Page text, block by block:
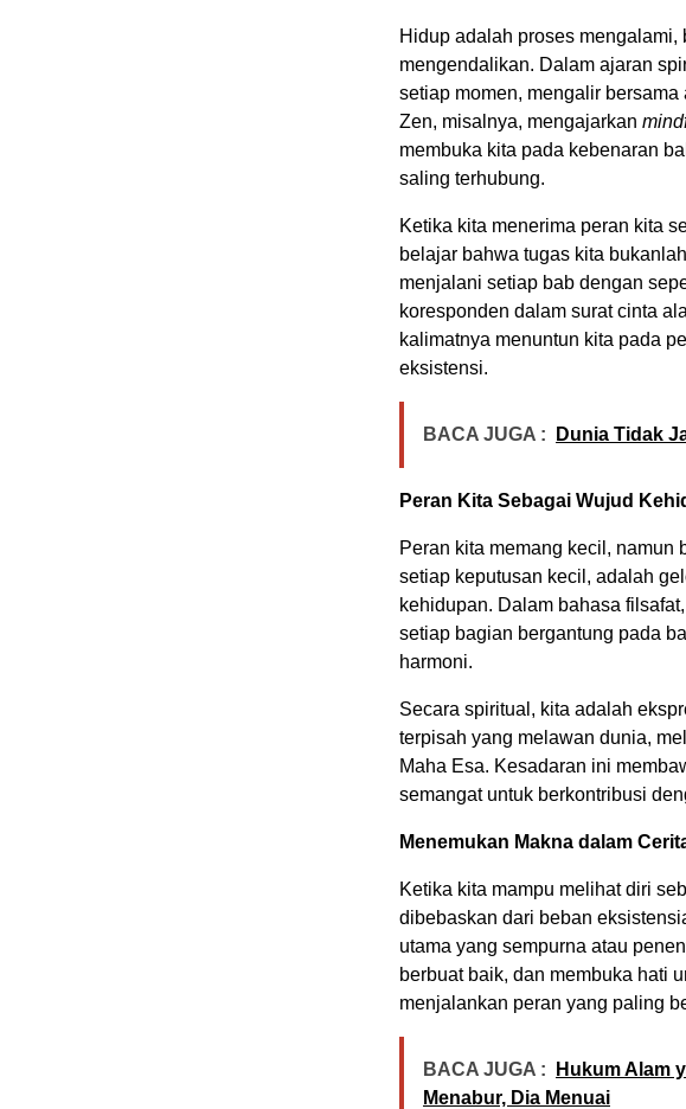
Hidup adalah proses
mengendalikan. Dalam ajaran
setiap momen, mengalir
Zen, misalnya, mengajarkan
membuka kita pada kebenaran
saling terhubung.
Ketika kita menerima peran kita
belajar bahwa tugas kita
menjalani setiap bab dengan
koresponden dalam surat cinta
kalimatnya menuntun kita pada
eksistensi.
BACA JUGA : Dunia Tidak
Peran Kita Sebagai Wujud
Peran kita memang kecil, namun
setiap keputusan kecil, adalah
kehidupan. Dalam bahasa
setiap bagian bergantung pada
harmoni.
Secara spiritual, kita adalah
terpisah yang melawan dunia,
Maha Esa. Kesadaran ini
semangat untuk berkontribusi
Menemukan Makna dalam
Ketika kita mampu melihat diri
dibebaskan dari beban
utama yang sempurna atau
berbuat baik, dan membuka hati
menjalankan peran yang paling
BACA JUGA :
Hukum Alam
Menabur, Dia Menuai